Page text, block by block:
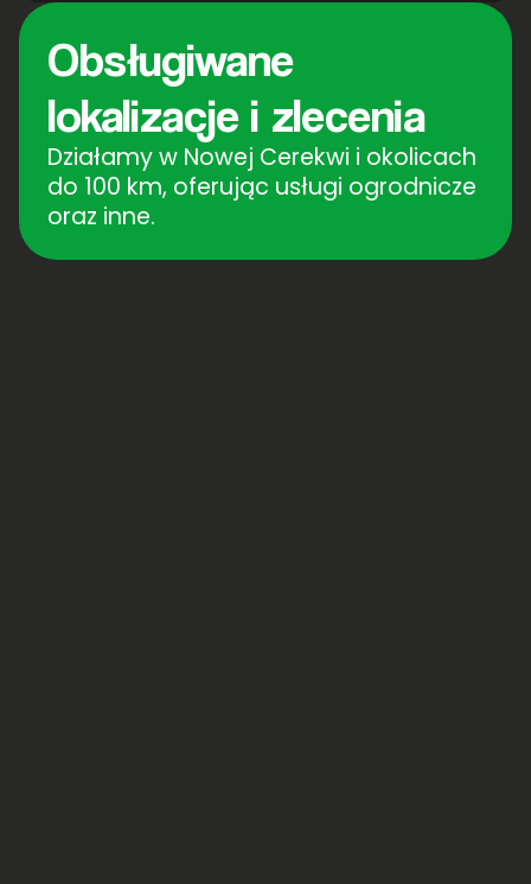
Obsługiwane
lokalizacje i zlecenia
Działamy w Nowej Cerekwi i okolicach
do 100 km, oferując usługi ogrodnicze
oraz inne.